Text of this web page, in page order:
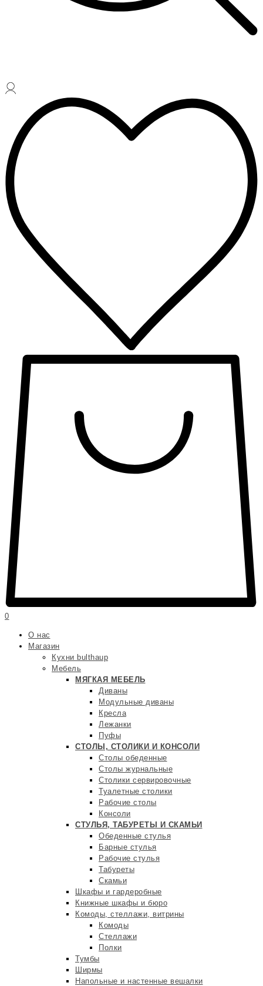
0
О нас
Магазин
Кухни bulthaup
Мебель
МЯГКАЯ МЕБЕЛЬ
Диваны
Модульные диваны
Кресла
Лежанки
Пуфы
СТОЛЫ, СТОЛИКИ И КОНСОЛИ
Столы обеденные
Столы журнальные
Столики сервировочные
Туалетные столики
Рабочие столы
Консоли
СТУЛЬЯ, ТАБУРЕТЫ И СКАМЬИ
Обеденные стулья
Барные стулья
Рабочие стулья
Табуреты
Скамьи
Шкафы и гардеробные
Книжные шкафы и бюро
Комоды, стеллажи, витрины
Комоды
Стеллажи
Полки
Тумбы
Ширмы
Напольные и настенные вешалки